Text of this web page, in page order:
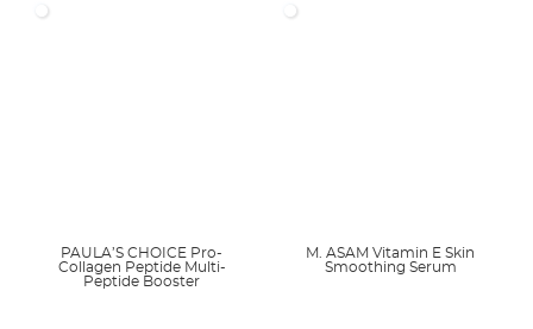
PAULA’S CHOICE Pro-
Collagen Peptide Multi-
Peptide Booster
M. ASAM Vitamin E Skin
Smoothing Serum